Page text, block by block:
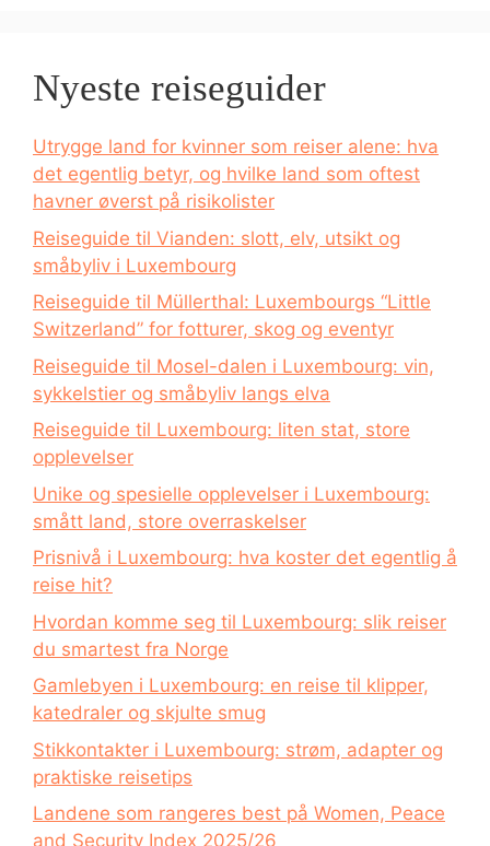
Nyeste reiseguider
Utrygge land for kvinner som reiser alene: hva
det egentlig betyr, og hvilke land som oftest
havner øverst på risikolister
Reiseguide til Vianden: slott, elv, utsikt og
småbyliv i Luxembourg
Reiseguide til Müllerthal: Luxembourgs “Little
Switzerland” for fotturer, skog og eventyr
Reiseguide til Mosel-dalen i Luxembourg: vin,
sykkelstier og småbyliv langs elva
Reiseguide til Luxembourg: liten stat, store
opplevelser
Unike og spesielle opplevelser i Luxembourg:
smått land, store overraskelser
Prisnivå i Luxembourg: hva koster det egentlig å
reise hit?
Hvordan komme seg til Luxembourg: slik reiser
du smartest fra Norge
Gamlebyen i Luxembourg: en reise til klipper,
katedraler og skjulte smug
Stikkontakter i Luxembourg: strøm, adapter og
praktiske reisetips
Landene som rangeres best på Women, Peace
and Security Index 2025/26